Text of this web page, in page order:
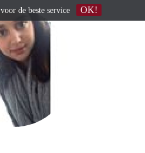
voor de beste service OK!